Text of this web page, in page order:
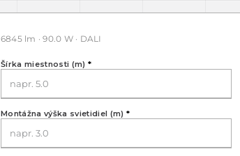
6845 lm · 90.0 W · DALI
Šírka miestnosti (m) *
Montážna výška svietidiel (m) *